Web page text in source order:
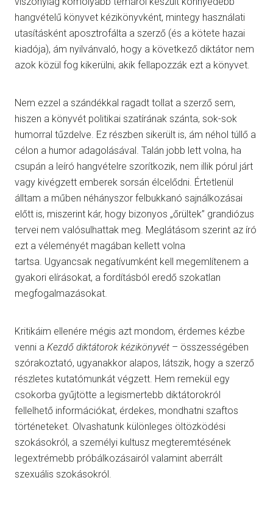
hangvételű könyvet kézikönyvként, mintegy használati
utasításként aposztrofálta a szerző (és a kötete hazai
kiadója), ám nyilvánvaló, hogy a következő diktátor nem
azok közül fog kikerülni, akik fellapozzák ezt a könyvet.
Nem ezzel a szándékkal ragadt tollat a szerző sem,
hiszen a könyvét politikai szatírának szánta, sok-sok
humorral tűzdelve. Ez részben sikerült is, ám néhol túllő a
célon a humor adagolásával. Talán jobb lett volna, ha
csupán a leíró hangvételre szorítkozik, nem illik pórul járt
vagy kivégzett emberek sorsán élcelődni. Értetlenül
álltam a műben néhányszor felbukkanó sajnálkozásai
előtt is, miszerint kár, hogy bizonyos „őrültek” grandiózus
tervei nem valósulhattak meg. Meglátásom szerint az író
ezt a véleményét magában kellett volna
tartsa. Ugyancsak negatívumként kell megemlítenem a
gyakori elírásokat, a fordításból eredő szokatlan
megfogalmazásokat.
Kritikáim ellenére mégis azt mondom, érdemes kézbe
venni a Kezdő diktátorok kézikönyvét – összességében
szórakoztató, ugyanakkor alapos, látszik, hogy a szerző
részletes kutatómunkát végzett. Hem remekül egy
csokorba gyűjtötte a legismertebb diktátorokról
fellelhető információkat, érdekes, mondhatni szaftos
történeteket. Olvashatunk különleges öltözködési
szokásokról, a személyi kultusz megteremtésének
legextrémebb próbálkozásairól valamint aberrált
szexuális szokásokról.